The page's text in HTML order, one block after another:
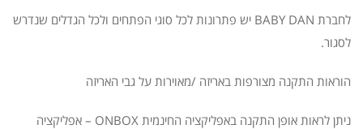
לחברת BABY DAN יש פתרונות לכל סוגי הפתחים ולכל הגדלים שנדרש
לסגור.
הוראות התקנה מצורפות באריזה /מאוירות על גבי האריזה
ניתן לראות אופן התקנה באפליקציה החינמית ONBOX – אפליקציה